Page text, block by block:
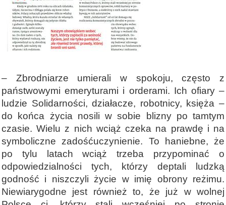
– Zbrodniarze umierali w spokoju, często z
państwowymi emeryturami i orderami. Ich ofiary –
ludzie Solidarności, działacze, robotnicy, księża –
do końca życia nosili w sobie blizny po tamtym
czasie. Wielu z nich wciąż czeka na prawdę i na
symboliczne zadośćuczynienie. To haniebne, że
po tylu latach wciąż trzeba przypominać o
odpowiedzialności tych, którzy deptali ludzką
godność i niszczyli życie w imię obrony reżimu.
Niewiarygodne jest również to, że już w wolnej